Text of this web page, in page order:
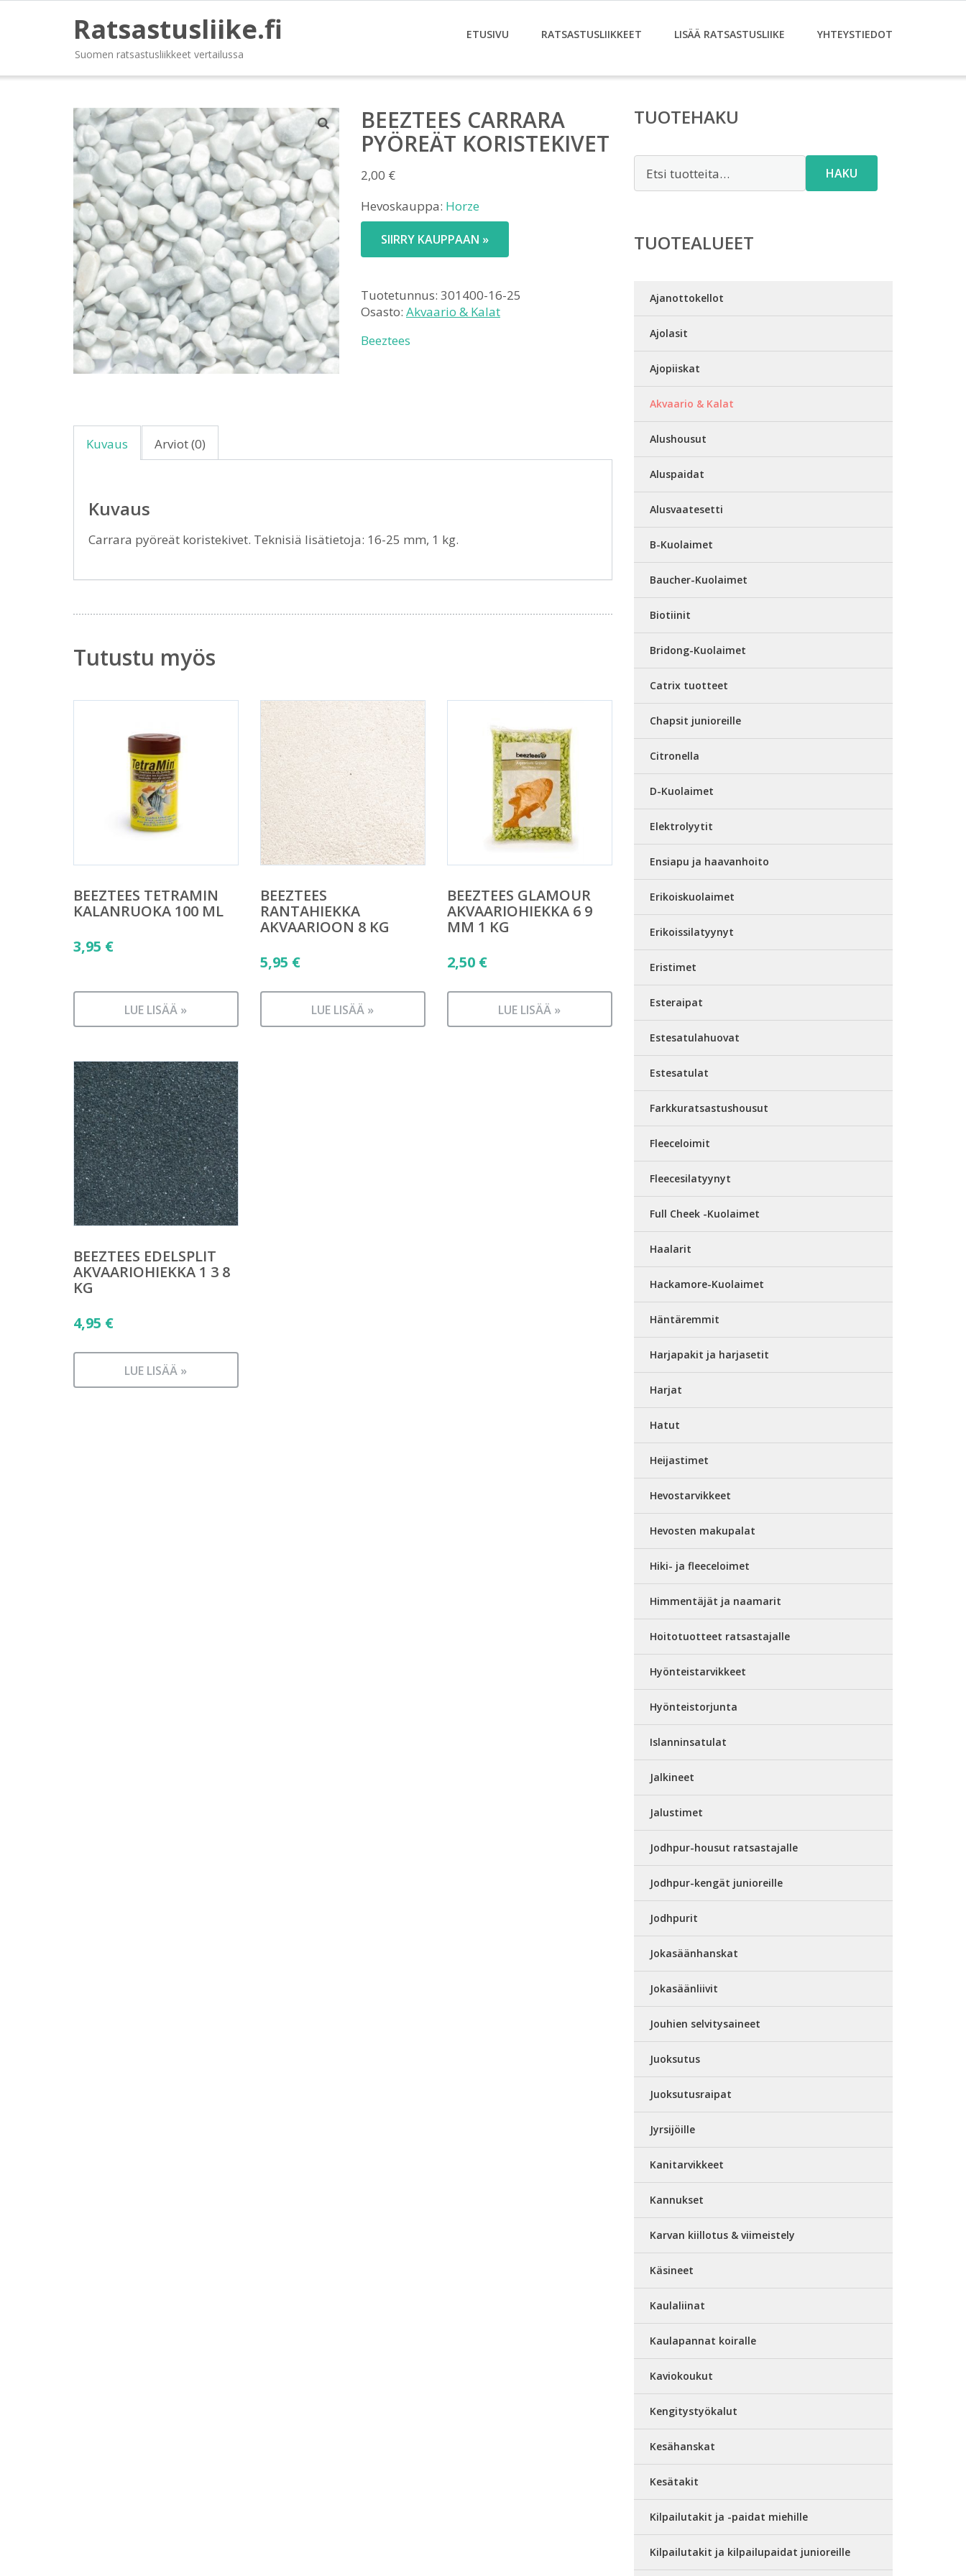
Ratsastusliike.fi
Suomen ratsastusliikkeet vertailussa
ETUSIVU RATSASTUSLIIKKEET LISÄÄ RATSASTUSLIIKE YHTEYSTIEDOT
BEEZTEES CARRARA
PYÖREÄT KORISTEKIVET
2,00 €
Hevoskauppa: Horze
SIIRRY KAUPPAAN »
Tuotetunnus: 301400-16-25
Osasto: Akvaario & Kalat
Beeztees
Kuvaus Arviot (0)
Kuvaus
Carrara pyöreät koristekivet. Teknisiä lisätietoja: 16-25 mm, 1 kg.
Tutustu myös
BEEZTEES TETRAMIN
KALANRUOKA 100 ML
3,95 €
LUE LISÄÄ »
BEEZTEES
RANTAHIEKKA
AKVAARIOON 8 KG
5,95 €
LUE LISÄÄ »
BEEZTEES GLAMOUR
AKVAARIOHIEKKA 6 9
MM 1 KG
2,50 €
LUE LISÄÄ »
BEEZTEES EDELSPLIT
AKVAARIOHIEKKA 1 3 8
KG
4,95 €
LUE LISÄÄ »
TUOTEHAKU
HAKU
TUOTEALUEET
Ajanottokellot
Ajolasit
Ajopiiskat
Akvaario & Kalat
Alushousut
Aluspaidat
Alusvaatesetti
B-Kuolaimet
Baucher-Kuolaimet
Biotiinit
Bridong-Kuolaimet
Catrix tuotteet
Chapsit junioreille
Citronella
D-Kuolaimet
Elektrolyytit
Ensiapu ja haavanhoito
Erikoiskuolaimet
Erikoissilatyynyt
Eristimet
Esteraipat
Estesatulahuovat
Estesatulat
Farkkuratsastushousut
Fleeceloimit
Fleecesilatyynyt
Full Cheek -Kuolaimet
Haalarit
Hackamore-Kuolaimet
Häntäremmit
Harjapakit ja harjasetit
Harjat
Hatut
Heijastimet
Hevostarvikkeet
Hevosten makupalat
Hiki- ja fleeceloimet
Himmentäjät ja naamarit
Hoitotuotteet ratsastajalle
Hyönteistarvikkeet
Hyönteistorjunta
Islanninsatulat
Jalkineet
Jalustimet
Jodhpur-housut ratsastajalle
Jodhpur-kengät junioreille
Jodhpurit
Jokasäänhanskat
Jokasäänliivit
Jouhien selvitysaineet
Juoksutus
Juoksutusraipat
Jyrsijöille
Kanitarvikkeet
Kannukset
Karvan kiillotus & viimeistely
Käsineet
Kaulaliinat
Kaulapannat koiralle
Kaviokoukut
Kengitystyökalut
Kesähanskat
Kesätakit
Kilpailutakit ja -paidat miehille
Kilpailutakit ja kilpailupaidat junioreille